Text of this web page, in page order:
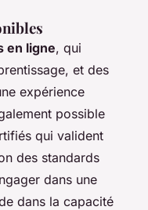
en ligne, qui
et des
expérience
possible
qui valident
des standards
dans une
dans la capacité